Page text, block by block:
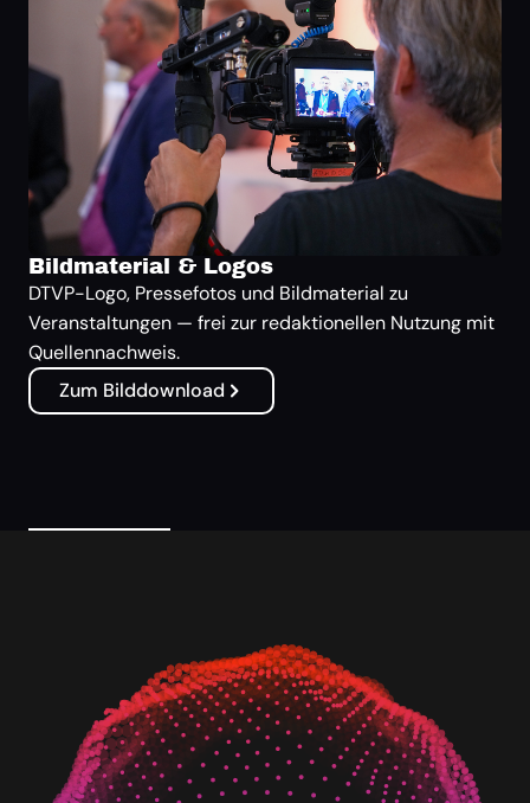
Bildmaterial & Logos
DTVP-Logo, Pressefotos und Bildmaterial zu
Veranstaltungen — frei zur redaktionellen Nutzung mit
Quellennachweis.
Zum Bilddownload